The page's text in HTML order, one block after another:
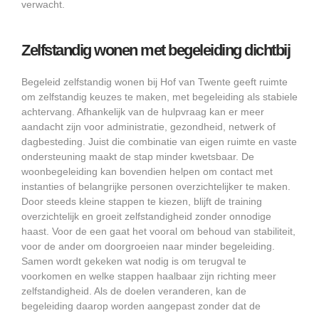
verwacht.
Zelfstandig wonen met begeleiding dichtbij
Begeleid zelfstandig wonen bij Hof van Twente geeft ruimte
om zelfstandig keuzes te maken, met begeleiding als stabiele
achtervang. Afhankelijk van de hulpvraag kan er meer
aandacht zijn voor administratie, gezondheid, netwerk of
dagbesteding. Juist die combinatie van eigen ruimte en vaste
ondersteuning maakt de stap minder kwetsbaar. De
woonbegeleiding kan bovendien helpen om contact met
instanties of belangrijke personen overzichtelijker te maken.
Door steeds kleine stappen te kiezen, blijft de training
overzichtelijk en groeit zelfstandigheid zonder onnodige
haast. Voor de een gaat het vooral om behoud van stabiliteit,
voor de ander om doorgroeien naar minder begeleiding.
Samen wordt gekeken wat nodig is om terugval te
voorkomen en welke stappen haalbaar zijn richting meer
zelfstandigheid. Als de doelen veranderen, kan de
begeleiding daarop worden aangepast zonder dat de